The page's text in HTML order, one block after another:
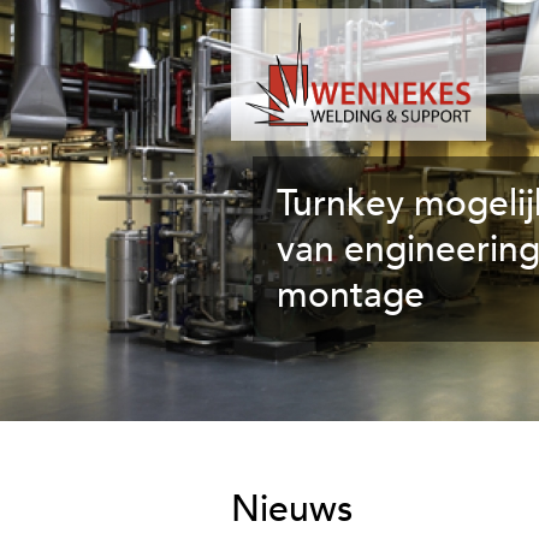
W
e
n
n
e
k
e
s
e
d
i
Turnkey
van
montage
Nieuws